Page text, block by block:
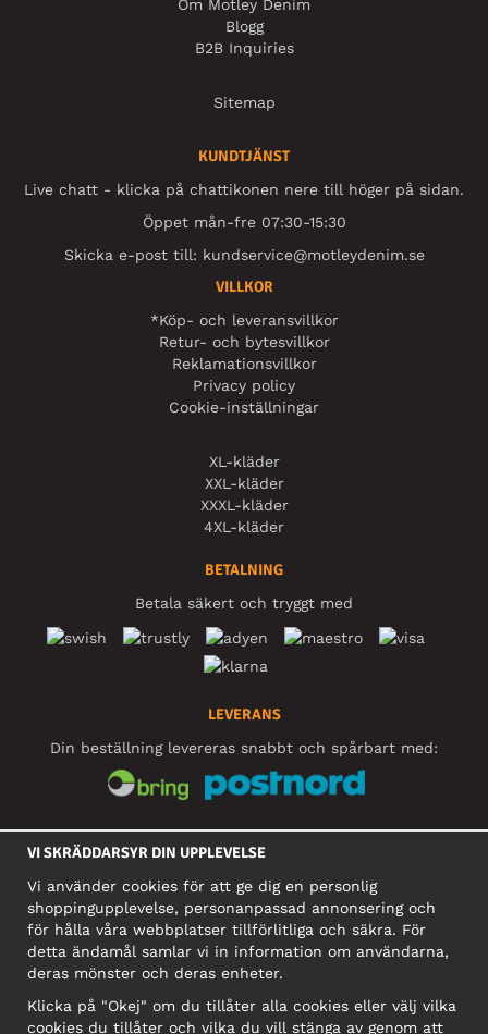
Om Motley Denim
Blogg
B2B Inquiries
Sitemap
KUNDTJÄNST
Live chatt - klicka på chattikonen nere till höger på sidan.
Öppet mån-fre 07:30-15:30
Skicka e-post till: kundservice@motleydenim.se
VILLKOR
*Köp- och leveransvillkor
Retur- och bytesvillkor
Reklamationsvillkor
Privacy policy
Cookie-inställningar
XL-kläder
XXL-kläder
XXXL-kläder
4XL-kläder
BETALNING
Betala säkert och tryggt med
LEVERANS
Din beställning levereras snabbt och spårbart med:
SOCIALA MEDIER
FÖRETAG
Motley Denim Europe OÜ
Narva mnt 5, EE-10117 Tallinn
Org: 12356245, Momsnummer: SE502090048501
VI SKRÄDDARSYR DIN UPPLEVELSE
Vi använder cookies för att ge dig en personlig
shoppingupplevelse, personanpassad annonsering och
för hålla våra webbplatser tillförlitliga och säkra. För
detta ändamål samlar vi in information om användarna,
deras mönster och deras enheter.
Klicka på "Okej" om du tillåter alla cookies eller välj vilka
cookies du tillåter och vilka du vill stänga av genom att